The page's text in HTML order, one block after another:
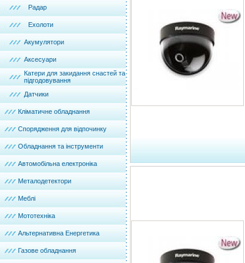
Радар
Ехолоти
Акумулятори
Аксесуари
Катери для закидання снастей та
підгодовування
Датчики
Кліматичне обладнання
Спорядження для відпочинку
Обладнання та інструменти
Автомобільна електроніка
Металодетектори
Меблі
Мототехніка
Альтернативна Енергетика
Газове обладнання